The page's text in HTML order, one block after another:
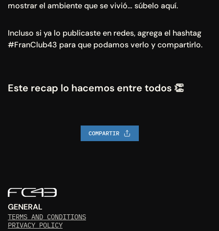
mostrar el ambiente que se vivió… súbelo aquí.
Incluso si ya lo publicaste en redes, agrega el hashtag
#FranClub43 para que podamos verlo y compartirlo.
Este recap lo hacemos entre todos 👏
COMPARTIR
GENERAL
TERMS AND CONDITIONS
PRIVACY POLICY